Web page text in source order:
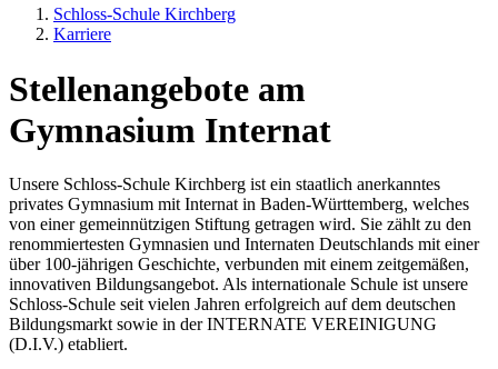
Schloss-Schule Kirchberg
Karriere
Stellenangebote am
Gymnasium Internat
Unsere Schloss-Schule Kirchberg ist ein staatlich anerkanntes
privates Gymnasium mit Internat in Baden-Württemberg, welches
von einer gemeinnützigen Stiftung getragen wird. Sie zählt zu den
renommiertesten Gymnasien und Internaten Deutschlands mit einer
über 100-jährigen Geschichte, verbunden mit einem zeitgemäßen,
innovativen Bildungsangebot. Als internationale Schule ist unsere
Schloss-Schule seit vielen Jahren erfolgreich auf dem deutschen
Bildungsmarkt sowie in der INTERNATE VEREINIGUNG
(D.I.V.) etabliert.